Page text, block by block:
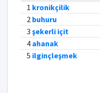
1 kronikçilik
2 buhuru
3 şekerli içit
4 ahanak
5 ilginçleşmek